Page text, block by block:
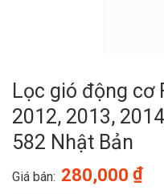
Lọc gió động cơ
2012, 2013,
582 Nhật Bản
Giá bán: 280,000 ₫